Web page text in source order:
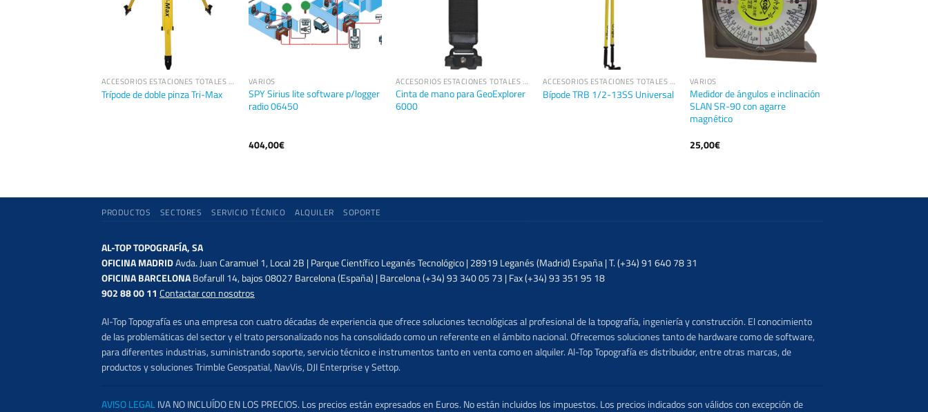
ACCESORIOS ESTACIONES TOTALES TRIMBLE
Trípode de doble pinza Tri-Max
VARIOS
SPY Sirius lite software p/logger
radio 06450
404,00€
ACCESORIOS ESTACIONES TOTALES TRIMBLE
Cinta de mano para GeoExplorer
6000
ACCESORIOS ESTACIONES TOTALES TRIMBLE
Bípode TRB 1/2-13SS Universal
VARIOS
Medidor de ángulos e inclinación
SLAN SR-90 con agarre
magnético
25,00€
PRODUCTOS SECTORES SERVICIO TÉCNICO ALQUILER SOPORTE
AL-TOP TOPOGRAFÍA, SA
OFICINA MADRIDAvda. Juan Caramuel 1, Local 2B | Parque Científico Leganés Tecnológico | 28919 Leganés (Madrid) España | T. (+34) 91 640 78 31
OFICINA BARCELONABofarull 14, bajos 08027 Barcelona (España) | Barcelona (+34) 93 340 05 73 | Fax (+34) 93 351 95 18
902 88 00 11 Contactar con nosotros
Al-Top Topografía es una empresa con cuatro décadas de experiencia que ofrece soluciones tecnológicas al profesional de la topografía, ingeniería y construcción. El conocimiento
de las problemáticas del sector y el trato personalizado nos ha consolidado como un referente en el ámbito nacional. Ofrecemos soluciones tanto de hardware como de software,
para diferentes industrias, suministrando soporte, servicio técnico e instrumentos tanto en venta como en alquiler. Al-Top Topografía es distribuidor, entre otras marcas, de
productos y soluciones Trimble Geospatial, NavVis, DJI Enterprise y Settop.
AVISO LEGALIVA NO INCLUÍDO EN LOS PRECIOS. Los precios están expresados en Euros. No están incluidos los impuestos. Los precios indicados son válidos con excepción de